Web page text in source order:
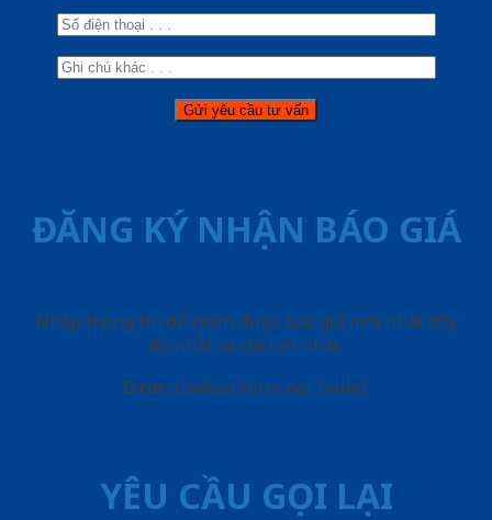
ĐĂNG KÝ NHẬN BÁO GIÁ
Nhập thông tin để nhận được báo giá mới nhât đầy
đủ nhất và chi tiết nhất.
Error: Contact form not found.
YÊU CẦU GỌI LẠI